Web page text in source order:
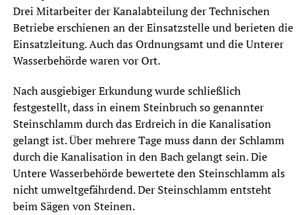
Drei Mitarbeiter der Kanalabteilung der Technischen
Betriebe erschienen an der Einsatzstelle und berieten die
Einsatzleitung. Auch das Ordnungsamt und die Unterer
Wasserbehörde waren vor Ort.
Nach ausgiebiger Erkundung wurde schließlich
festgestellt, dass in einem Steinbruch so genannter
Steinschlamm durch das Erdreich in die Kanalisation
gelangt ist. Über mehrere Tage muss dann der Schlamm
durch die Kanalisation in den Bach gelangt sein. Die
Untere Wasserbehörde bewertete den Steinschlamm als
nicht umweltgefährdend. Der Steinschlamm entsteht
beim Sägen von Steinen.